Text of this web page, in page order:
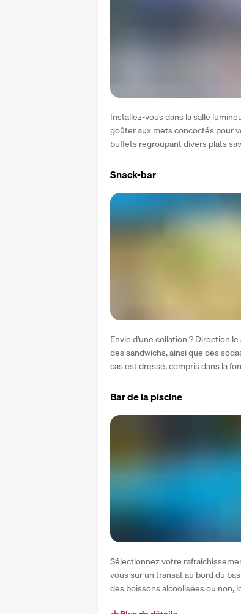
Installez-vous dans la salle
goûter aux mets concoctés pour
buffets regroupant divers plats
Snack-bar
Envie d'une collation ? Direction
des sandwichs, ainsi que des
cas est dressé, compris dans la
Bar de la piscine
Sélectionnez votre
vous sur un transat au bord du
des boissons alcoolisées ou non,